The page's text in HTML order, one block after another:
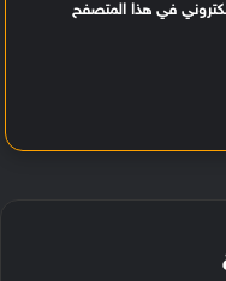
في هذا المتصفح